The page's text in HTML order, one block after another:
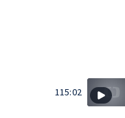
115:02